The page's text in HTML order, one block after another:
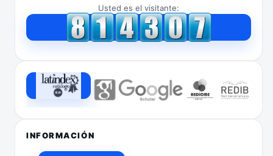
Usted es el visitante:
INFORMACIÓN